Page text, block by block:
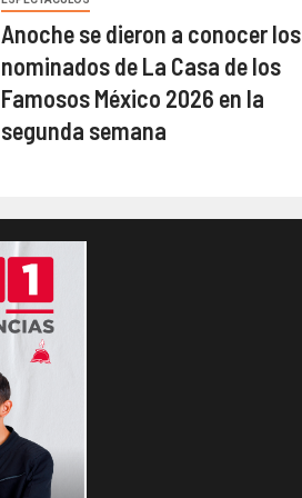
Anoche se dieron a conocer los
nominados de La Casa de los
Famosos México 2026 en la
segunda semana